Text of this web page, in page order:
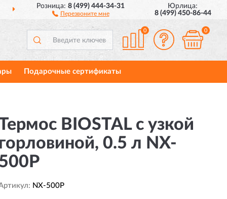
ДОСТАВИМ ПО ВСЕЙ РОССИИ
Розница:8 (499) 444-34-31
Перезвоните мне
Юрлица:
8 (499) 450-86-44
0 0
Подарочные сертификаты
BIOSTAL с узкой
0.5 л NX-
NX-500P